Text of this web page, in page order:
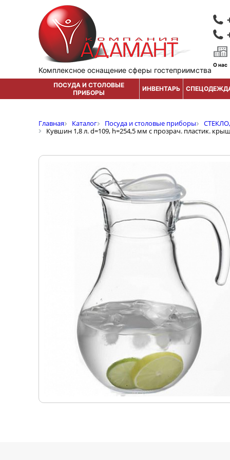
Комплексное оснащение сферы гостеприимства
О нас
ПОСУДА И СТОЛОВЫЕ
ПРИБОРЫ
ИНВЕНТАРЬ
Главная Каталог Посуда и столовые приборы
Кувшин 1,8 л. d=109, h=254,5 мм с прозрач. пластик.